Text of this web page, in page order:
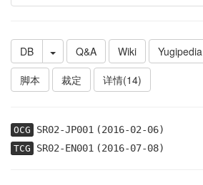
DB Q&A Wiki Yugipedia
脚本
裁定 详情(14)
OCG SR02-JP001(2016-02-06)
TCG SR02-EN001(2016-07-08)